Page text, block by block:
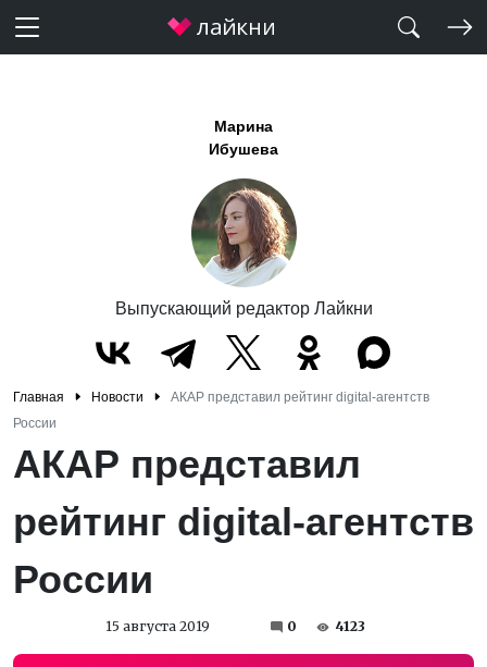
Марина
Ибушева
Выпускающий редактор Лайкни
Главная Новости
АКАР представил рейтинг digital-агентств
России
АКАР представил
рейтинг digital-агентств
России
15 августа 2019 0 4123